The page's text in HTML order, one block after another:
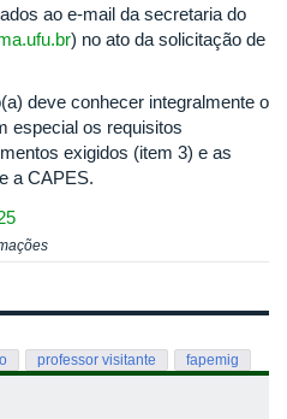
ao e-mail da secretaria do
) no ato da solicitação de
deve conhecer integralmente o
especial os requisitos
exigidos (item 3) e as
a CAPES.
professor visitante fapemig